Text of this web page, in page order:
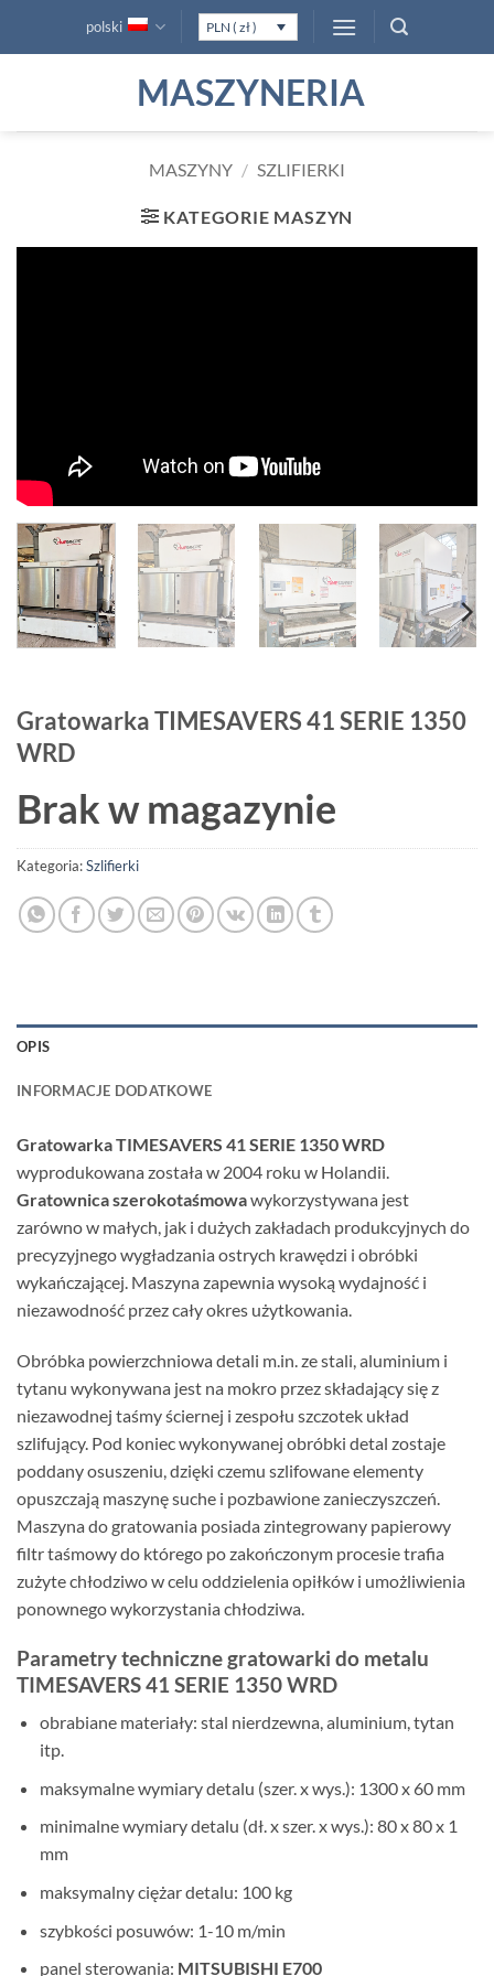
polski PLN ( zł )
MASZYNERIA
MASZYNY / SZLIFIERKI
KATEGORIE MASZYN
Gratowarka TIMESAVERS 41 SERIE 1350
WRD
Brak w magazynie
Kategoria:Szlifierki
OPIS
INFORMACJE DODATKOWE
Gratowarka TIMESAVERS 41 SERIE 1350 WRD
wyprodukowana została w 2004 roku w Holandii.
Gratownica szerokotaśmowawykorzystywana jest
zarówno w małych, jak i dużych zakładach produkcyjnych do
precyzyjnego wygładzania ostrych krawędzi i obróbki
wykańczającej. Maszyna zapewnia wysoką wydajność i
niezawodność przez cały okres użytkowania.
Obróbka powierzchniowa detali m.in. ze stali, aluminium i
tytanu wykonywana jest na mokro przez składający się z
niezawodnej taśmy ściernej i zespołu szczotek układ
szlifujący. Pod koniec wykonywanej obróbki detal zostaje
poddany osuszeniu, dzięki czemu szlifowane elementy
opuszczają maszynę suche i pozbawione zanieczyszczeń.
Maszyna do gratowania posiada zintegrowany papierowy
filtr taśmowy do którego po zakończonym procesie trafia
zużyte chłodziwo w celu oddzielenia opiłków i umożliwienia
ponownego wykorzystania chłodziwa.
Parametry techniczne gratowarki do metalu
TIMESAVERS 41 SERIE 1350 WRD
obrabiane materiały: stal nierdzewna, aluminium, tytan
itp.
maksymalne wymiary detalu (szer. x wys.): 1300 x 60 mm
minimalne wymiary detalu (dł. x szer. x wys.): 80 x 80 x 1
mm
maksymalny ciężar detalu: 100 kg
szybkości posuwów: 1-10 m/min
panel sterowania: MITSUBISHI E700